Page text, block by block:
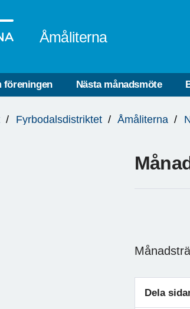
Åmåliterna
föreningen Nästa månadsmöte
Fyrbodalsdistriktet Åmåliterna
Dela